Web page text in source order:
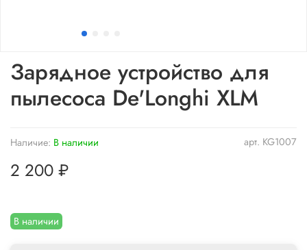
арт. KG1007
Наличие: В наличии
В наличии
Зарядное устройство для
пылесоса De'Longhi XLM
2 200 ₽